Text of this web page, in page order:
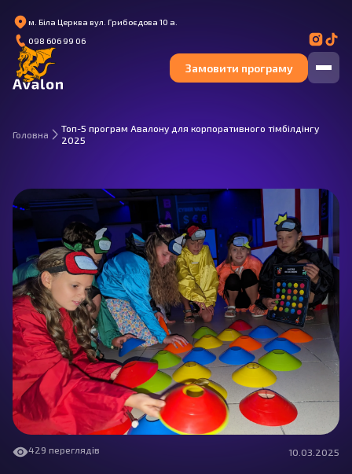
м. Біла Церква вул. Грибоєдова 10 а.
098 606 99 06
Замовити програму
Головна
Топ-5 програм Авалону для корпоративного тімбілдінгу
2025
429 переглядів 10.03.2025